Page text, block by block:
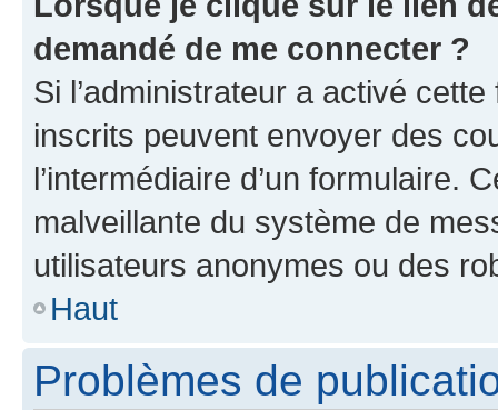
demandé de me connecter ?
Si l’administrateur a activé
inscrits peuvent envoyer des
l’intermédiaire d’un formulaire.
malveillante du système de
utilisateurs anonymes ou des
Haut
Problèmes de